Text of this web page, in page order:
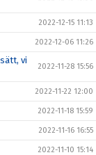
2022-12-15 11:13
2022-12-06 11:26
vi
2022-11-28 15:56
2022-11-22 12:00
2022-11-18 15:59
2022-11-16 16:55
2022-11-10 15:14